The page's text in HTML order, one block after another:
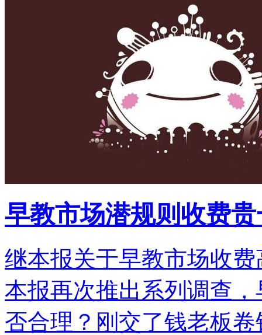
早教市场潜规则收费
继本报关于早教市场收
本报再次推出系列调查
否合理？刚交了钱老板